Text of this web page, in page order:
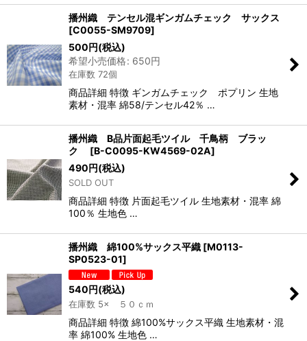
播州織 テンセル混ギンガムチェック サックス
[C0055-SM9709]
500円(税込)
希望小売価格: 650円
在庫数 72個
商品詳細 特徴 ギンガムチェック ポプリン 生地
素材・混率 綿58/テンセル42％ …
播州織 B品片面起毛ツイル 千鳥柄 ブラッ
ク
[B-C0095-KW4569-02A]
490円(税込)
SOLD OUT
商品詳細 特徴 片面起毛ツイル 生地素材・混率 綿
100％ 生地色 …
播州織 綿100%サックス平織 [M0113-
SP0523-01]
540円(税込)
在庫数 5× ５０ｃｍ
商品詳細 特徴 綿100%サックス平織 生地素材・混
率 綿100% 生地色 …